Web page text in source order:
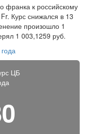
франка к российскому
Курс снижался в 13
произошло 1
1 003,1259 руб.
ЦБ